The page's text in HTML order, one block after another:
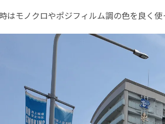
はモノクロやポジフィルム調の色を良く